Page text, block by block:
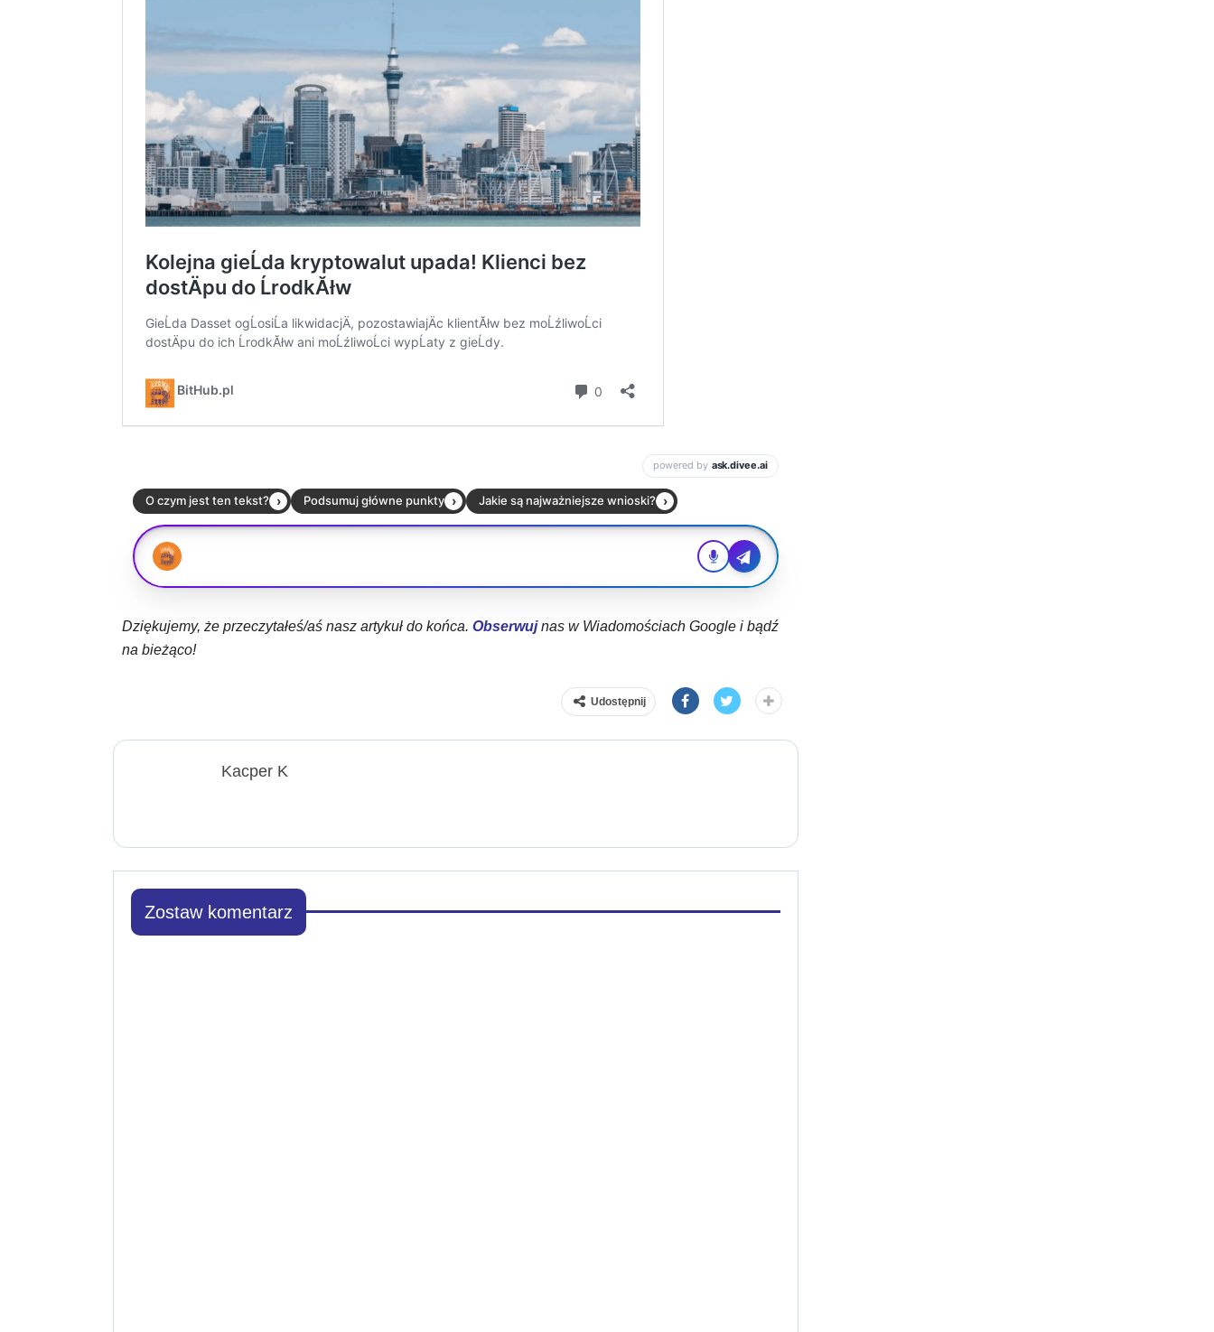
Dziękujemy, że przeczytałeś/aś nasz artykuł do końca. Obserwujnas w Wiadomościach Google i bądź
na bieżąco!
Udostępnij
Kacper K
Zostaw komentarz